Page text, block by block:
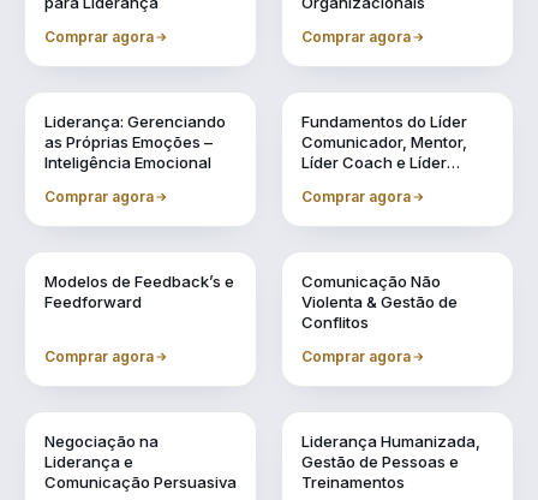
Comprar agora Comprar agora
Liderança: Gerenciando
as Próprias Emoções –
Inteligência Emocional
Comprar agora
Fundamentos do Líder
Comunicador, Mentor,
Líder Coach e Líder
Comprar agora
Modelos de Feedback’s e
Feedforward
Comprar agora
Comunicação Não
Violenta & Gestão de
Conflitos
Comprar agora
Negociação na
Liderança e
Comunicação Persuasiva
Liderança Humanizada,
Gestão de Pessoas e
Treinamentos